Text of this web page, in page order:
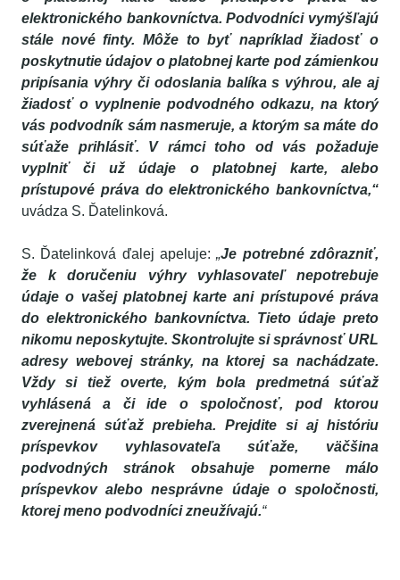
elektronického bankovníctva. Podvodníci vymýšľajú
stále nové finty. Môže to byť napríklad žiadosť o
poskytnutie údajov o platobnej karte pod zámienkou
pripísania výhry či odoslania balíka s výhrou, ale aj
žiadosť o vyplnenie podvodného odkazu, na ktorý
vás podvodník sám nasmeruje, a ktorým sa máte do
súťaže prihlásiť. V rámci toho od vás požaduje
vyplniť či už údaje o platobnej karte, alebo
prístupové práva do elektronického bankovníctva,“
uvádza S. Ďatelinková.
S. Ďatelinková ďalej apeluje:„Je potrebné zdôrazniť,
že k doručeniu výhry vyhlasovateľ nepotrebuje
údaje o vašej platobnej karte ani prístupové práva
do elektronického bankovníctva. Tieto údaje preto
nikomu neposkytujte. Skontrolujte si správnosť URL
adresy webovej stránky, na ktorej sa nachádzate.
Vždy si tiež overte, kým bola predmetná súťaž
vyhlásená a či ide o spoločnosť, pod ktorou
zverejnená súťaž prebieha. Prejdite si aj históriu
príspevkov vyhlasovateľa súťaže, väčšina
podvodných stránok obsahuje pomerne málo
príspevkov alebo nesprávne údaje o spoločnosti,
ktorej meno podvodníci zneužívajú.“